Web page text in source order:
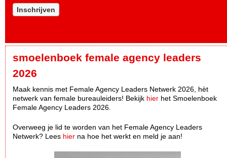
Inschrijven
smoelenboek female agency leaders
2026
Maak kennis met Female Agency Leaders Netwerk 2026, hèt
netwerk van female bureauleiders! Bekijk hier het Smoelenboek
Female Agency Leaders 2026.
Overweeg je lid te worden van het Female Agency Leaders
Netwerk? Lees hier na hoe het werkt en meld je aan!